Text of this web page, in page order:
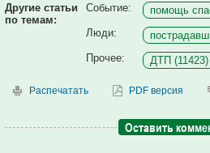
Другие статьи
по темам:
Событие:
помощь
Люди:
Прочее:
ДТП (11423)
Распечатать PDF версия
Оставить